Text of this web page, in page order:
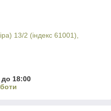
13/2 (індекс 61001),
до 18:00